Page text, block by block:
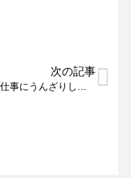
次の記事
「毎月の紙仕事にうんざりしていませんか？労務のストレス、クラウドで軽くしましょう」